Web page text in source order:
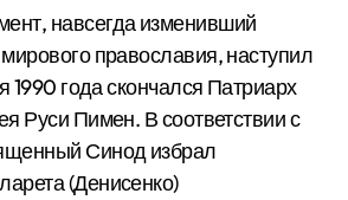
навсегда изменивший
православия, наступил
1990 года скончался Патриарх
Руси Пимен. В соответствии с
Синод избрал
(Денисенко)